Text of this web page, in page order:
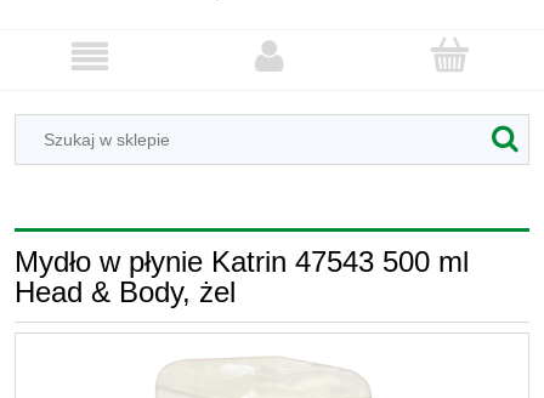
Mydło w płynie Katrin 47543 500 ml
Head & Body, żel